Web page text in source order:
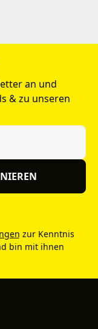
an und
& zu unseren
zur Kenntnis
bin mit ihnen